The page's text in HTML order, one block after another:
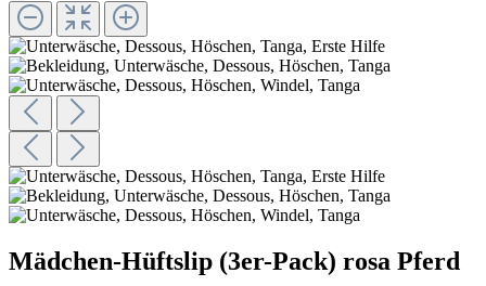
Mädchen-Hüftslip (3er-Pack) rosa Pferd